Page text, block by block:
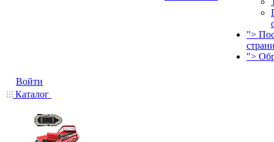
">
">
Войти
Каталог